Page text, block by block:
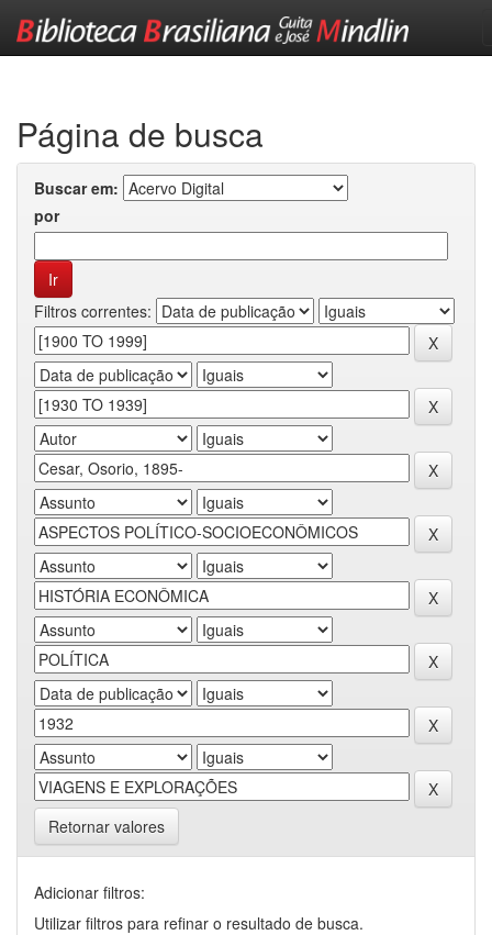
Página de busca
Buscar em:
por
Filtros correntes:
Retornar valores
Adicionar filtros:
Utilizar filtros para refinar o resultado de busca.